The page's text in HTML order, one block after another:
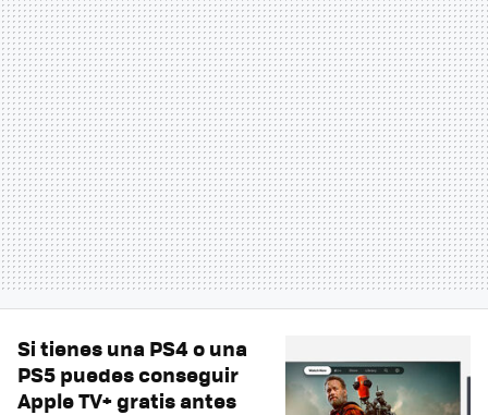
Si tienes una PS4 o una
PS5 puedes conseguir
Apple TV+ gratis antes